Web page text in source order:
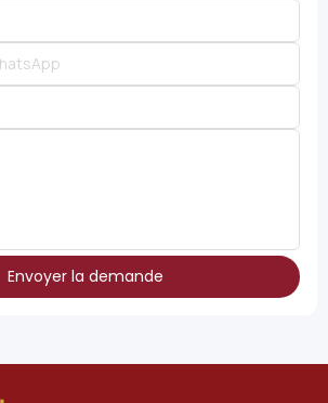
Envoyer la demande